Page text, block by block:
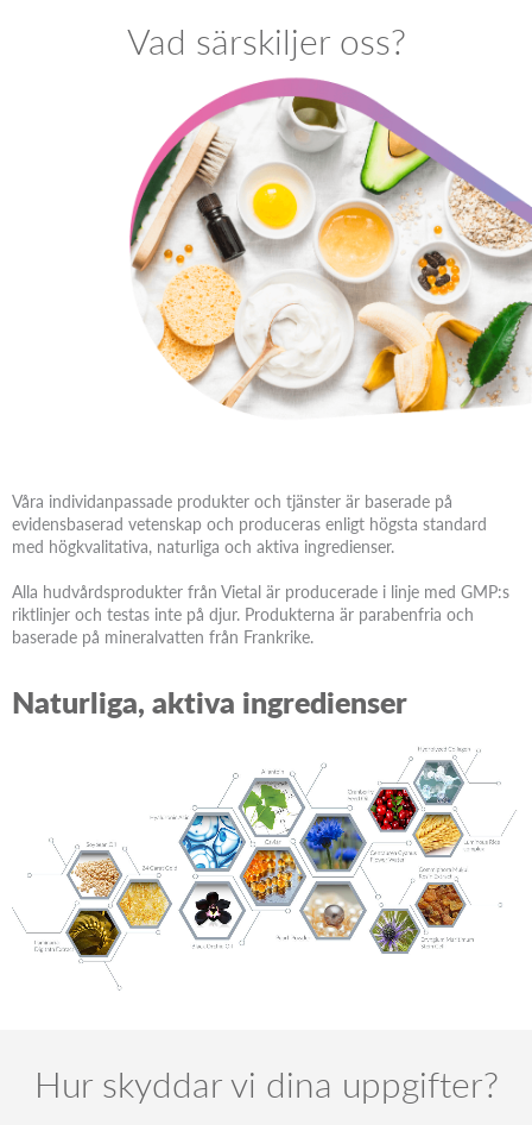
Vad särskiljer oss?
Våra individanpassade produkter och tjänster är baserade på
evidensbaserad vetenskap och produceras enligt högsta standard
med högkvalitativa, naturliga och aktiva ingredienser.
Alla hudvårdsprodukter från Vietal är producerade i linje med GMP:s
riktlinjer och testas inte på djur. Produkterna är parabenfria och
baserade på mineralvatten från Frankrike.
Naturliga, aktiva ingredienser
Hur skyddar vi dina uppgifter?